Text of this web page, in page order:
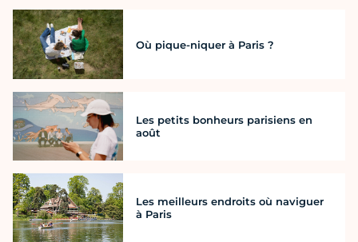
Où pique-niquer à Paris ?
Les petits bonheurs parisiens en
août
Les meilleurs endroits où naviguer
à Paris